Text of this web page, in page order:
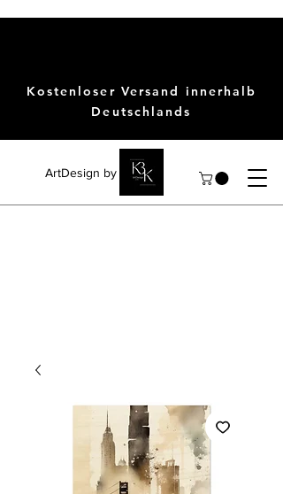
ArtDesign by KBK
Kostenloser Versand innerhalb
Deutschlands